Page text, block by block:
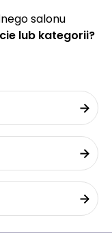
salonu
lub kategorii?